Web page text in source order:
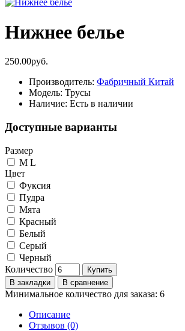
Нижнее белье
250.00руб.
Производитель: Фабричный Китай
Модель: Трусы
Наличие: Есть в наличии
Доступные варианты
Размер
M L
Цвет
Фуксия
Пудра
Мята
Красный
Белый
Серый
Черный
Количество
Купить
В закладки
В сравнение
Минимальное количество для заказа: 6
Описание
Отзывов (0)